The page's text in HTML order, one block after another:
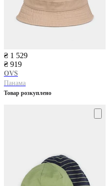
₴ 1 529
₴ 919
OVS
Панама
Товар розкуплено